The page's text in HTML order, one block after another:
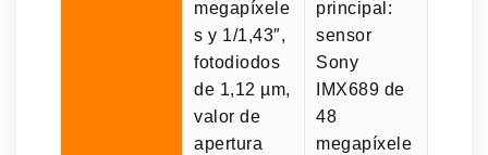
megapíxele
s y 1/1,43″,
fotodiodos
de 1,12 µm,
valor de
apertura
principal:
sensor
Sony
IMX689 de
48
megapíxele